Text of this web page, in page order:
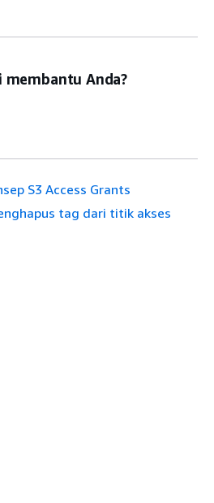
membantu Anda?
S3 Access Grants
tag dari titik akses